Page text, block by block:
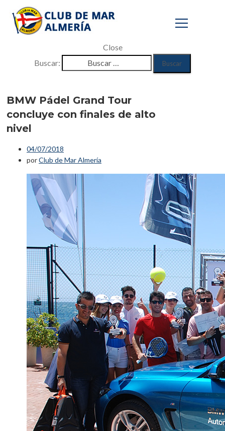
Close
Buscar:
Grand Tour
concluye con
nivel
/
BMW Pádel Grand Tour concluye con
finales de alto nivel
BMW Pádel Grand Tour
concluye con finales de alto
nivel
04/07/2018
porClub de Mar Almería